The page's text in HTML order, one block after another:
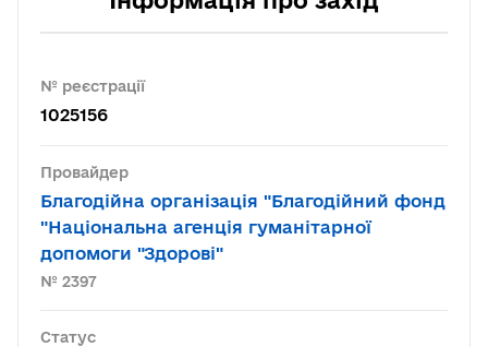
№ реєстрації
1025156
Провайдер
Благодійна організація "Благодійний фонд
"Національна агенція гуманітарної
допомоги "Здорові"
№ 2397
Статус